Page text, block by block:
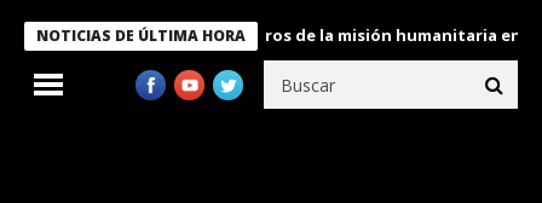
NOTICIAS DE ÚLTIMA HORA
condecora a miembros de la misión humanitaria enviada a